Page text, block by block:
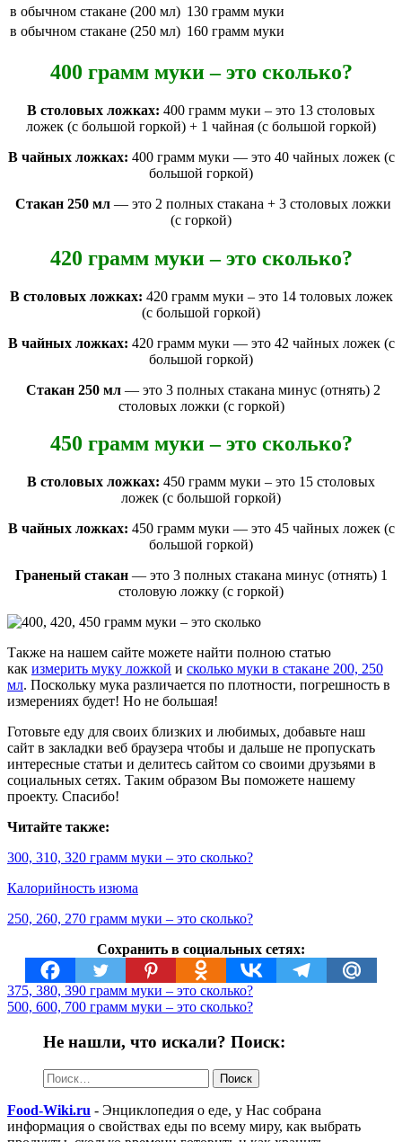
в обычном стакане (200 мл) 130 грамм муки
в обычном стакане (250 мл) 160 грамм муки
400 грамм муки – это сколько?
В столовых ложках: 400 грамм муки – это 13 столовых
ложек (с большой горкой) + 1 чайная (с большой горкой)
В чайных ложках: 400 грамм муки — это 40 чайных ложек (с
большой горкой)
Стакан 250 мл — это 2 полных стакана + 3 столовых ложки
(с горкой)
420 грамм муки – это сколько?
В столовых ложках: 420 грамм муки – это 14 толовых ложек
(с большой горкой)
В чайных ложках: 420 грамм муки — это 42 чайных ложек (с
большой горкой)
Стакан 250 мл — это 3 полных стакана минус (отнять) 2
столовых ложки (с горкой)
450 грамм муки – это сколько?
В столовых ложках: 450 грамм муки – это 15 столовых
ложек (с большой горкой)
В чайных ложках: 450 грамм муки — это 45 чайных ложек (с
большой горкой)
Граненый стакан — это 3 полных стакана минус (отнять) 1
столовую ложку (с горкой)
Также на нашем сайте можете найти полною статью
как измерить муку ложкой и сколько муки в стакане 200, 250
мл. Поскольку мука различается по плотности, погрешность в
измерениях будет! Но не большая!
Готовьте еду для своих близких и любимых, добавьте наш
сайт в закладки веб браузера чтобы и дальше не пропускать
интересные статьи и делитесь сайтом со своими друзьями в
социальных сетях. Таким образом Вы поможете нашему
проекту. Спасибо!
Читайте также:
300, 310, 320 грамм муки – это сколько?
Калорийность изюма
250, 260, 270 грамм муки – это сколько?
Сохранить в социальных сетях:
375, 380, 390 грамм муки – это сколько?
500, 600, 700 грамм муки – это сколько?
Не нашли, что искали? Поиск:
Найти:
Food-Wiki.ru - Энциклопедия о еде, у Нас собрана
информация о свойствах еды по всему миру, как выбрать